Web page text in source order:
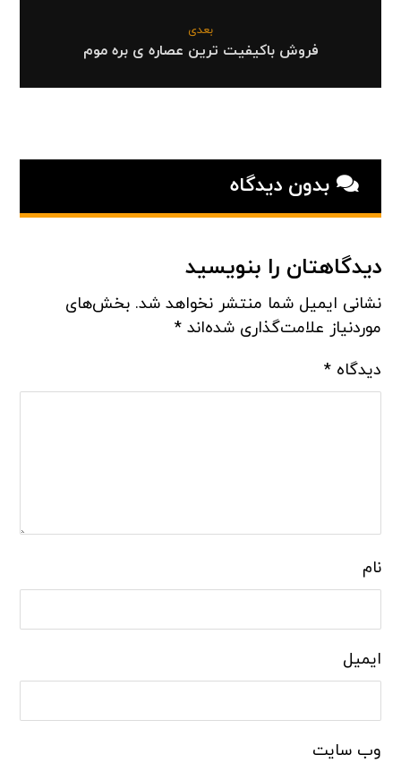
بعدی
فروش باکیفیت ترین عصاره ی بره موم
بدون دیدگاه
دیدگاهتان را بنویسید
نشانی ایمیل شما منتشر نخواهد شد. بخش‌های
موردنیاز علامت‌گذاری شده‌اند*
دیدگاه*
نام
ایمیل
وب‌ سایت